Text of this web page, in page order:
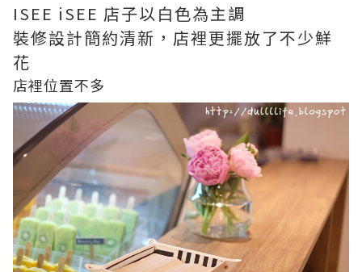
ISEE iSEE 店子以白色為主調
裝修設計簡約清新，店裡更擺放了不少鮮
花
店裡位置不多